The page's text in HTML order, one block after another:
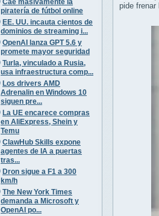
piratería de fútbol online
EE. UU. incauta cientos de
dominios de streaming i...
OpenAI lanza GPT 5.6 y
promete mayor seguridad
Turla, vinculado a Rusia,
usa infraestructura comp...
Los drivers AMD
Adrenalin en Windows 10
siguen pre...
La UE encarece compras
en AliExpress, Shein y
Temu
ClawHub Skills expone
agentes de IA a puertas
tras...
Dron sigue a F1 a 300
km/h
The New York Times
demanda a Microsoft y
OpenAI po...
pide frenar